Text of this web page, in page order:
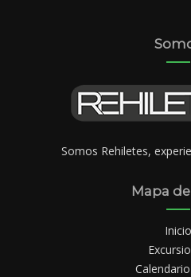
Somos Rehiletes,
Mapa
Inicio